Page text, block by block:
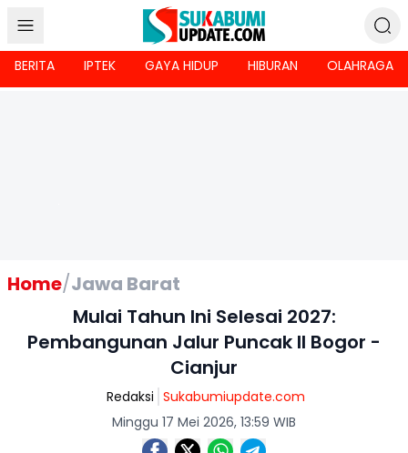
BERITA IPTEK GAYA HIDUP HIBURAN OLAHRAGA
Home/Jawa Barat
Mulai Tahun Ini Selesai 2027:
Pembangunan Jalur Puncak II Bogor -
Cianjur
Redaksi Sukabumiupdate.com
Minggu 17 Mei 2026, 13:59 WIB